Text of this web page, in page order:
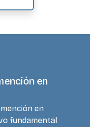
en
en
fundamental